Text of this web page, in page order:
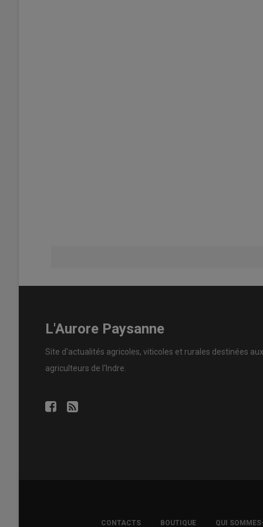
L'Aurore Paysanne
Site d'actualités agricoles, viticoles et rurales destinées aux
agriculteurs de l'Indre.
CONTACTS BOUTIQUE QUI